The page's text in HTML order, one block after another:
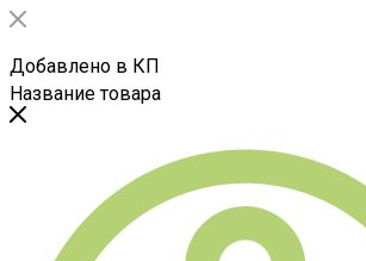
Добавлено в КП
Название товара